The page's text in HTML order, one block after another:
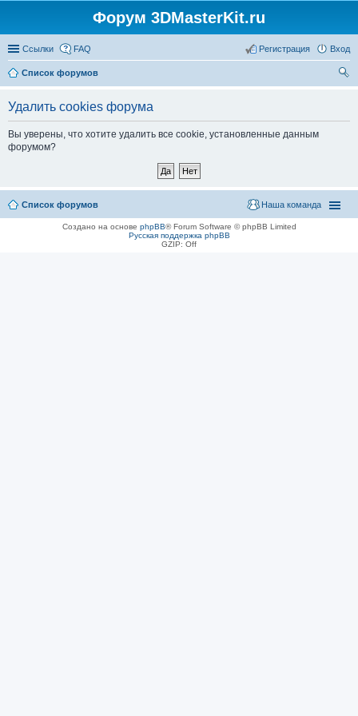
Форум 3DMasterKit.ru
Ссылки FAQ Вход
Регистрация
Список форумов
Удалить cookies форума
Вы уверены, что хотите удалить все cookie, установленные данным
форумом?
Список форумов Наша команда
Создано на основе phpBB® Forum Software © phpBB Limited
Русская поддержка phpBB
GZIP: Off